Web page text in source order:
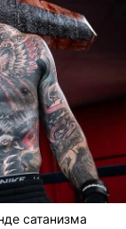
сатанизма